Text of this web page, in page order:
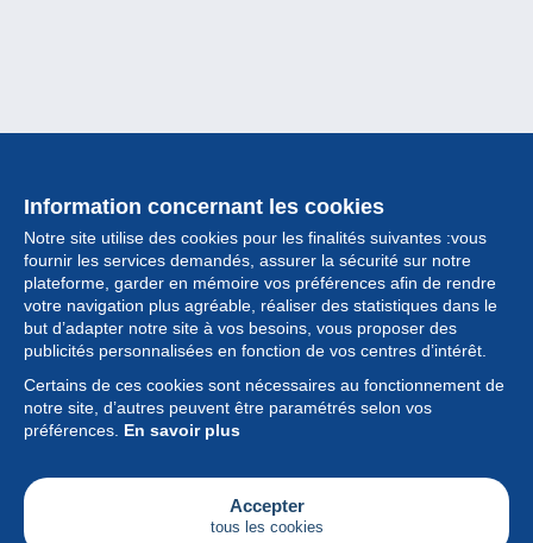
Information concernant les cookies
Notre site utilise des cookies pour les finalités suivantes :vous
fournir les services demandés, assurer la sécurité sur notre
plateforme, garder en mémoire vos préférences afin de rendre
votre navigation plus agréable, réaliser des statistiques dans le
but d’adapter notre site à vos besoins, vous proposer des
publicités personnalisées en fonction de vos centres d’intérêt.
Certains de ces cookies sont nécessaires au fonctionnement de
notre site, d’autres peuvent être paramétrés selon vos
préférences. En savoir plus
Accepter
tous les cookies
Collection
Actualités
Fonctionnalités
Société